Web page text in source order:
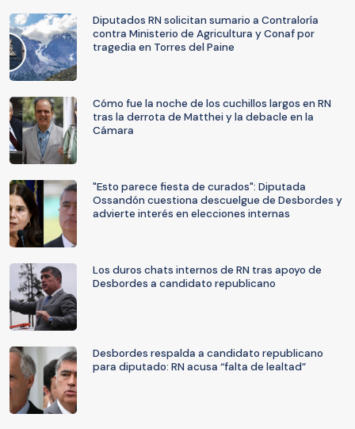
Diputados RN solicitan sumario a Contraloría
contra Ministerio de Agricultura y Conaf por
tragedia en Torres del Paine
Cómo fue la noche de los cuchillos largos en RN
tras la derrota de Matthei y la debacle en la
Cámara
"Esto parece fiesta de curados": Diputada
Ossandón cuestiona descuelgue de Desbordes y
advierte interés en elecciones internas
Los duros chats internos de RN tras apoyo de
Desbordes a candidato republicano
Desbordes respalda a candidato republicano
para diputado: RN acusa “falta de lealtad”